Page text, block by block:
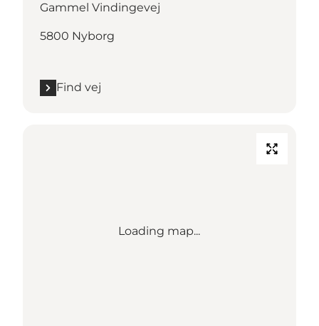
Gammel Vindingevej
5800 Nyborg
Find vej
Loading map...